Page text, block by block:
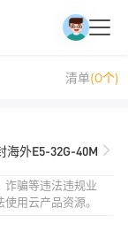
清单(0个)
海外E5-32G-40M
诈骗等违法违规业
用云产品资源。